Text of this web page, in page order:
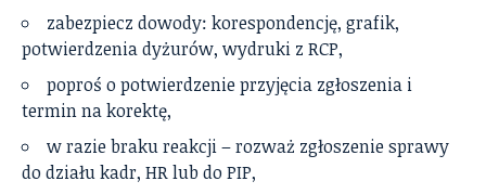
zabezpiecz dowody: korespondencję, grafik,
potwierdzenia dyżurów, wydruki z RCP,
poproś o potwierdzenie przyjęcia zgłoszenia i
termin na korektę,
w razie braku reakcji – rozważ zgłoszenie sprawy
do działu kadr, HR lub do PIP,